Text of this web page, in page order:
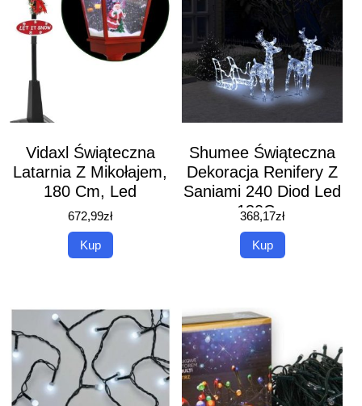
Vidaxl Świąteczna
Latarnia Z Mikołajem,
180 Cm, Led
672,99zł
Kup
Shumee Świąteczna
Dekoracja Renifery Z
Saniami 240 Diod Led
130Cm
100039418180
368,17zł
Kup